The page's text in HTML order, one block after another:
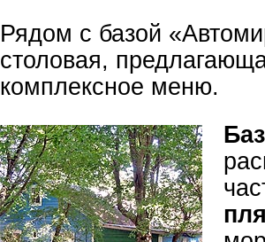
Рядом с базой
столовая,
комплексное меню.